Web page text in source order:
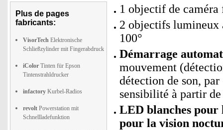
Plus de pages
fabricants:
VisorTech Elektronische
Schließzylinder mit Fingerabdruck
iColor Tinten für Epson
Tintenstrahldrucker
infactory Kurbel-Radios
revolt Powerstation mit
Schnellladefunktion
1 objectif de caméra
2 objectifs lumineux
100°
Démarrage
mouvement
détection de son,
sensibilité à partir
LED blanches pour
pour la vision